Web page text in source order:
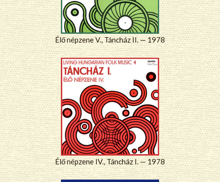
Élő népzene V., Táncház II. — 1978
Élő népzene IV., Táncház I. — 1978